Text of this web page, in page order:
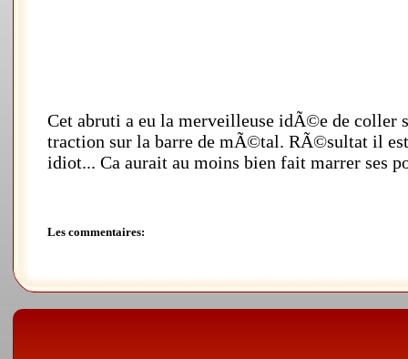
Cet abruti a eu la merveilleuse idÃ©e de coller
traction sur la barre de mÃ©tal. RÃ©sultat il
idiot... Ca aurait au moins bien fait marrer ses
Les commentaires: